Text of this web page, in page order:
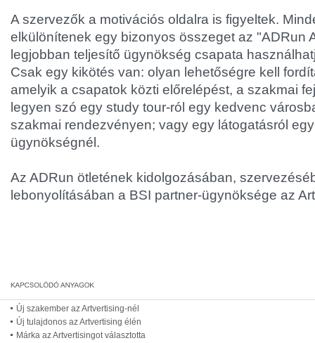
A szervezők a motivációs oldalra is figyeltek.
elkülönítenek egy bizonyos összeget az "ADRun
legjobban teljesítő ügynökség csapata
Csak egy kikötés van: olyan lehetőségre kell
amelyik a csapatok közti előrelépést, a szakmai
legyen szó egy study tour-ról egy kedvenc
szakmai rendezvényen; vagy egy látogatásról
ügynökségnél.
Az ADRun ötletének kidolgozásában,
lebonyolításában a BSI partner-ügynöksége az
Új szakember az Artvertising-nél
Új tulajdonos az Artvertising élén
Márka az Artvertisingot választotta